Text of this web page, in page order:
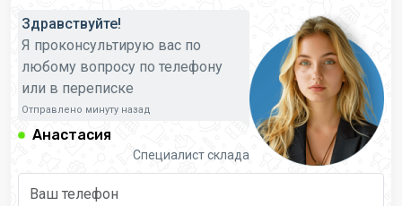
Здравствуйте!
Я проконсультирую вас по
любому вопросу по телефону
или в переписке
Отправлено минуту назад
Анастасия
Специалист склада